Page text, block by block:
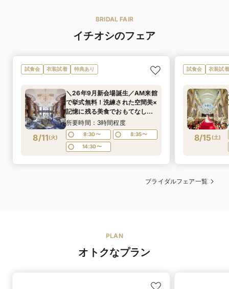
白無垢は180,000円～、色打掛250,000円～、引き振袖
五感で感じる料理
BRIDAL FAIR
イチオシのフェア
試食会 衣装試着 特典あり
8/11(火)
＼26年9月新会場誕生／AM来館
で挙式無料！洗練された空間美×
記憶に残る美食でおもてなし＊
骨格診断＆お似合いドレス提案
など上質花嫁ALL体験！黒毛和
牛4万試食付
所要時間：3時間程度
8:30〜
8:35〜
14:30〜
試食会 衣装試着
8/15(土)
ブライダルフェア一覧
PLAN
オトクなプラン